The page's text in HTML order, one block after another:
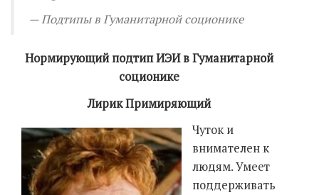
Подтипы в Гуманитарной соционике
Нормирующий подтип ИЭИ в Гуманитарной
соционике
Лирик Примиряющий
Чуток и
внимателен к
людям. Умеет
поддерживать